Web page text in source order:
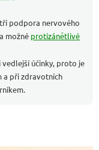
podpora nervového
a možné protizánětlivé
účinky, proto je
a při zdravotních